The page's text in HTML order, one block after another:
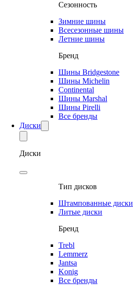
Сезонность
Зимние шины
Всесезонные шины
Летние шины
Бренд
Шины Bridgestone
Шины Michelin
Continental
Шины Marshal
Шины Pirelli
Все бренды
Диски
Диски
Тип дисков
Штампованные диски
Литые диски
Бренд
Trebl
Lemmerz
Jantsa
Konig
Все бренды